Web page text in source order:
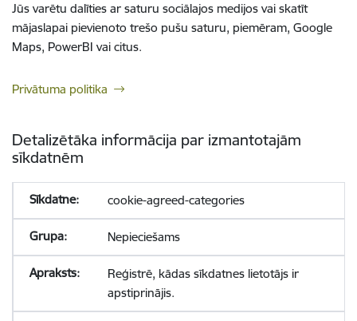
Jūs varētu dalīties ar saturu sociālajos medijos vai skatīt
mājaslapai pievienoto trešo pušu saturu, piemēram, Google
Maps, PowerBI vai citus.
Privātuma politika
Detalizētāka informācija par izmantotajām
sīkdatnēm
cookie-agreed-categories
Nepieciešams
Reģistrē, kādas sīkdatnes lietotājs ir
apstiprinājis.